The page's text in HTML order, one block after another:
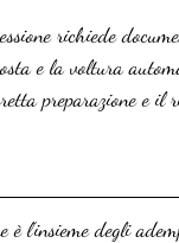
richiede
e la voltura
preparazione e
è l’insieme degli